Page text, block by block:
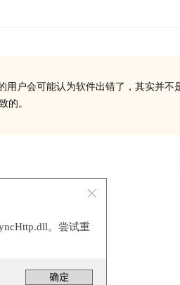
户会可能认为软件出错了，其实并不
的。
。尝试重